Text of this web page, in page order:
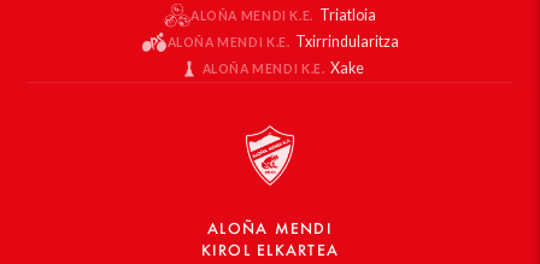
ALOÑA MENDI K.E. Triatloia
ALOÑA MENDI K.E. Txirrindularitza
ALOÑA MENDI K.E. Xake
ALOÑA MENDI
KIROL ELKARTEA